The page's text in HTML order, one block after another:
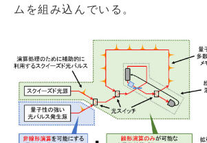
ムを組み込んでいる。